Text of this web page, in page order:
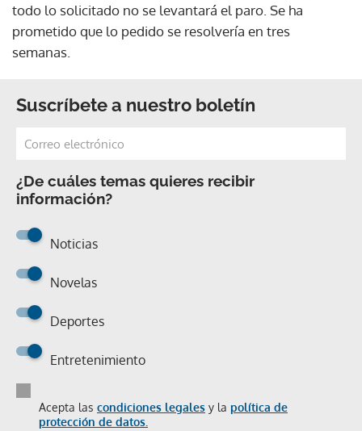
todo lo solicitado no se levantará el paro. Se ha
prometido que lo pedido se resolvería en tres
semanas.
Suscríbete a nuestro boletín
¿De cuáles temas quieres recibir
información?
Noticias
Novelas
Deportes
Entretenimiento
Acepta las condiciones legales y la política de
protección de datos.